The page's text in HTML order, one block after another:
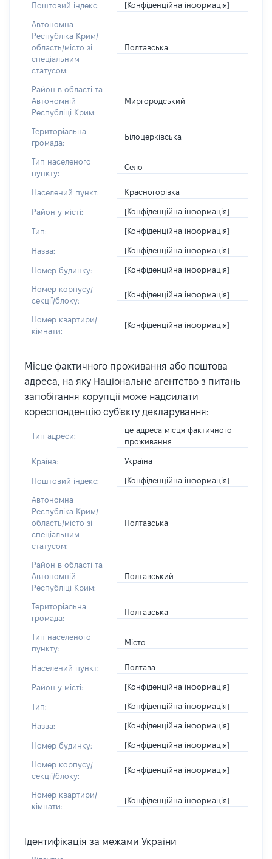
Поштовий індекс: [Конфіденційна інформація]
Автономна
Республіка Крим/
область/місто зі
спеціальним
статусом:
Полтавська
Район в області та
Автономній
Республіці Крим:
Миргородський
Територіальна
громада:
Білоцерківська
Тип населеного
пункту:
Село
Населений пункт: Красногорівка
Район у місті: [Конфіденційна інформація]
Тип: [Конфіденційна інформація]
Назва: [Конфіденційна інформація]
Номер будинку: [Конфіденційна інформація]
Номер корпусу/
секції/блоку:
[Конфіденційна інформація]
Номер квартири/
кімнати:
[Конфіденційна інформація]
Місце фактичного проживання або поштова
адреса, на яку Національне агентство з питань
запобігання корупції може надсилати
кореспонденцію суб'єкту декларування:
Тип адреси:
це адреса місця фактичного
проживання
Країна: Україна
Поштовий індекс: [Конфіденційна інформація]
Автономна
Республіка Крим/
область/місто зі
спеціальним
статусом:
Полтавська
Район в області та
Автономній
Республіці Крим:
Полтавський
Територіальна
громада:
Полтавська
Тип населеного
пункту:
Місто
Населений пункт: Полтава
Район у місті: [Конфіденційна інформація]
Тип: [Конфіденційна інформація]
Назва: [Конфіденційна інформація]
Номер будинку: [Конфіденційна інформація]
Номер корпусу/
секції/блоку:
[Конфіденційна інформація]
Номер квартири/
кімнати:
[Конфіденційна інформація]
Ідентифікація за межами України